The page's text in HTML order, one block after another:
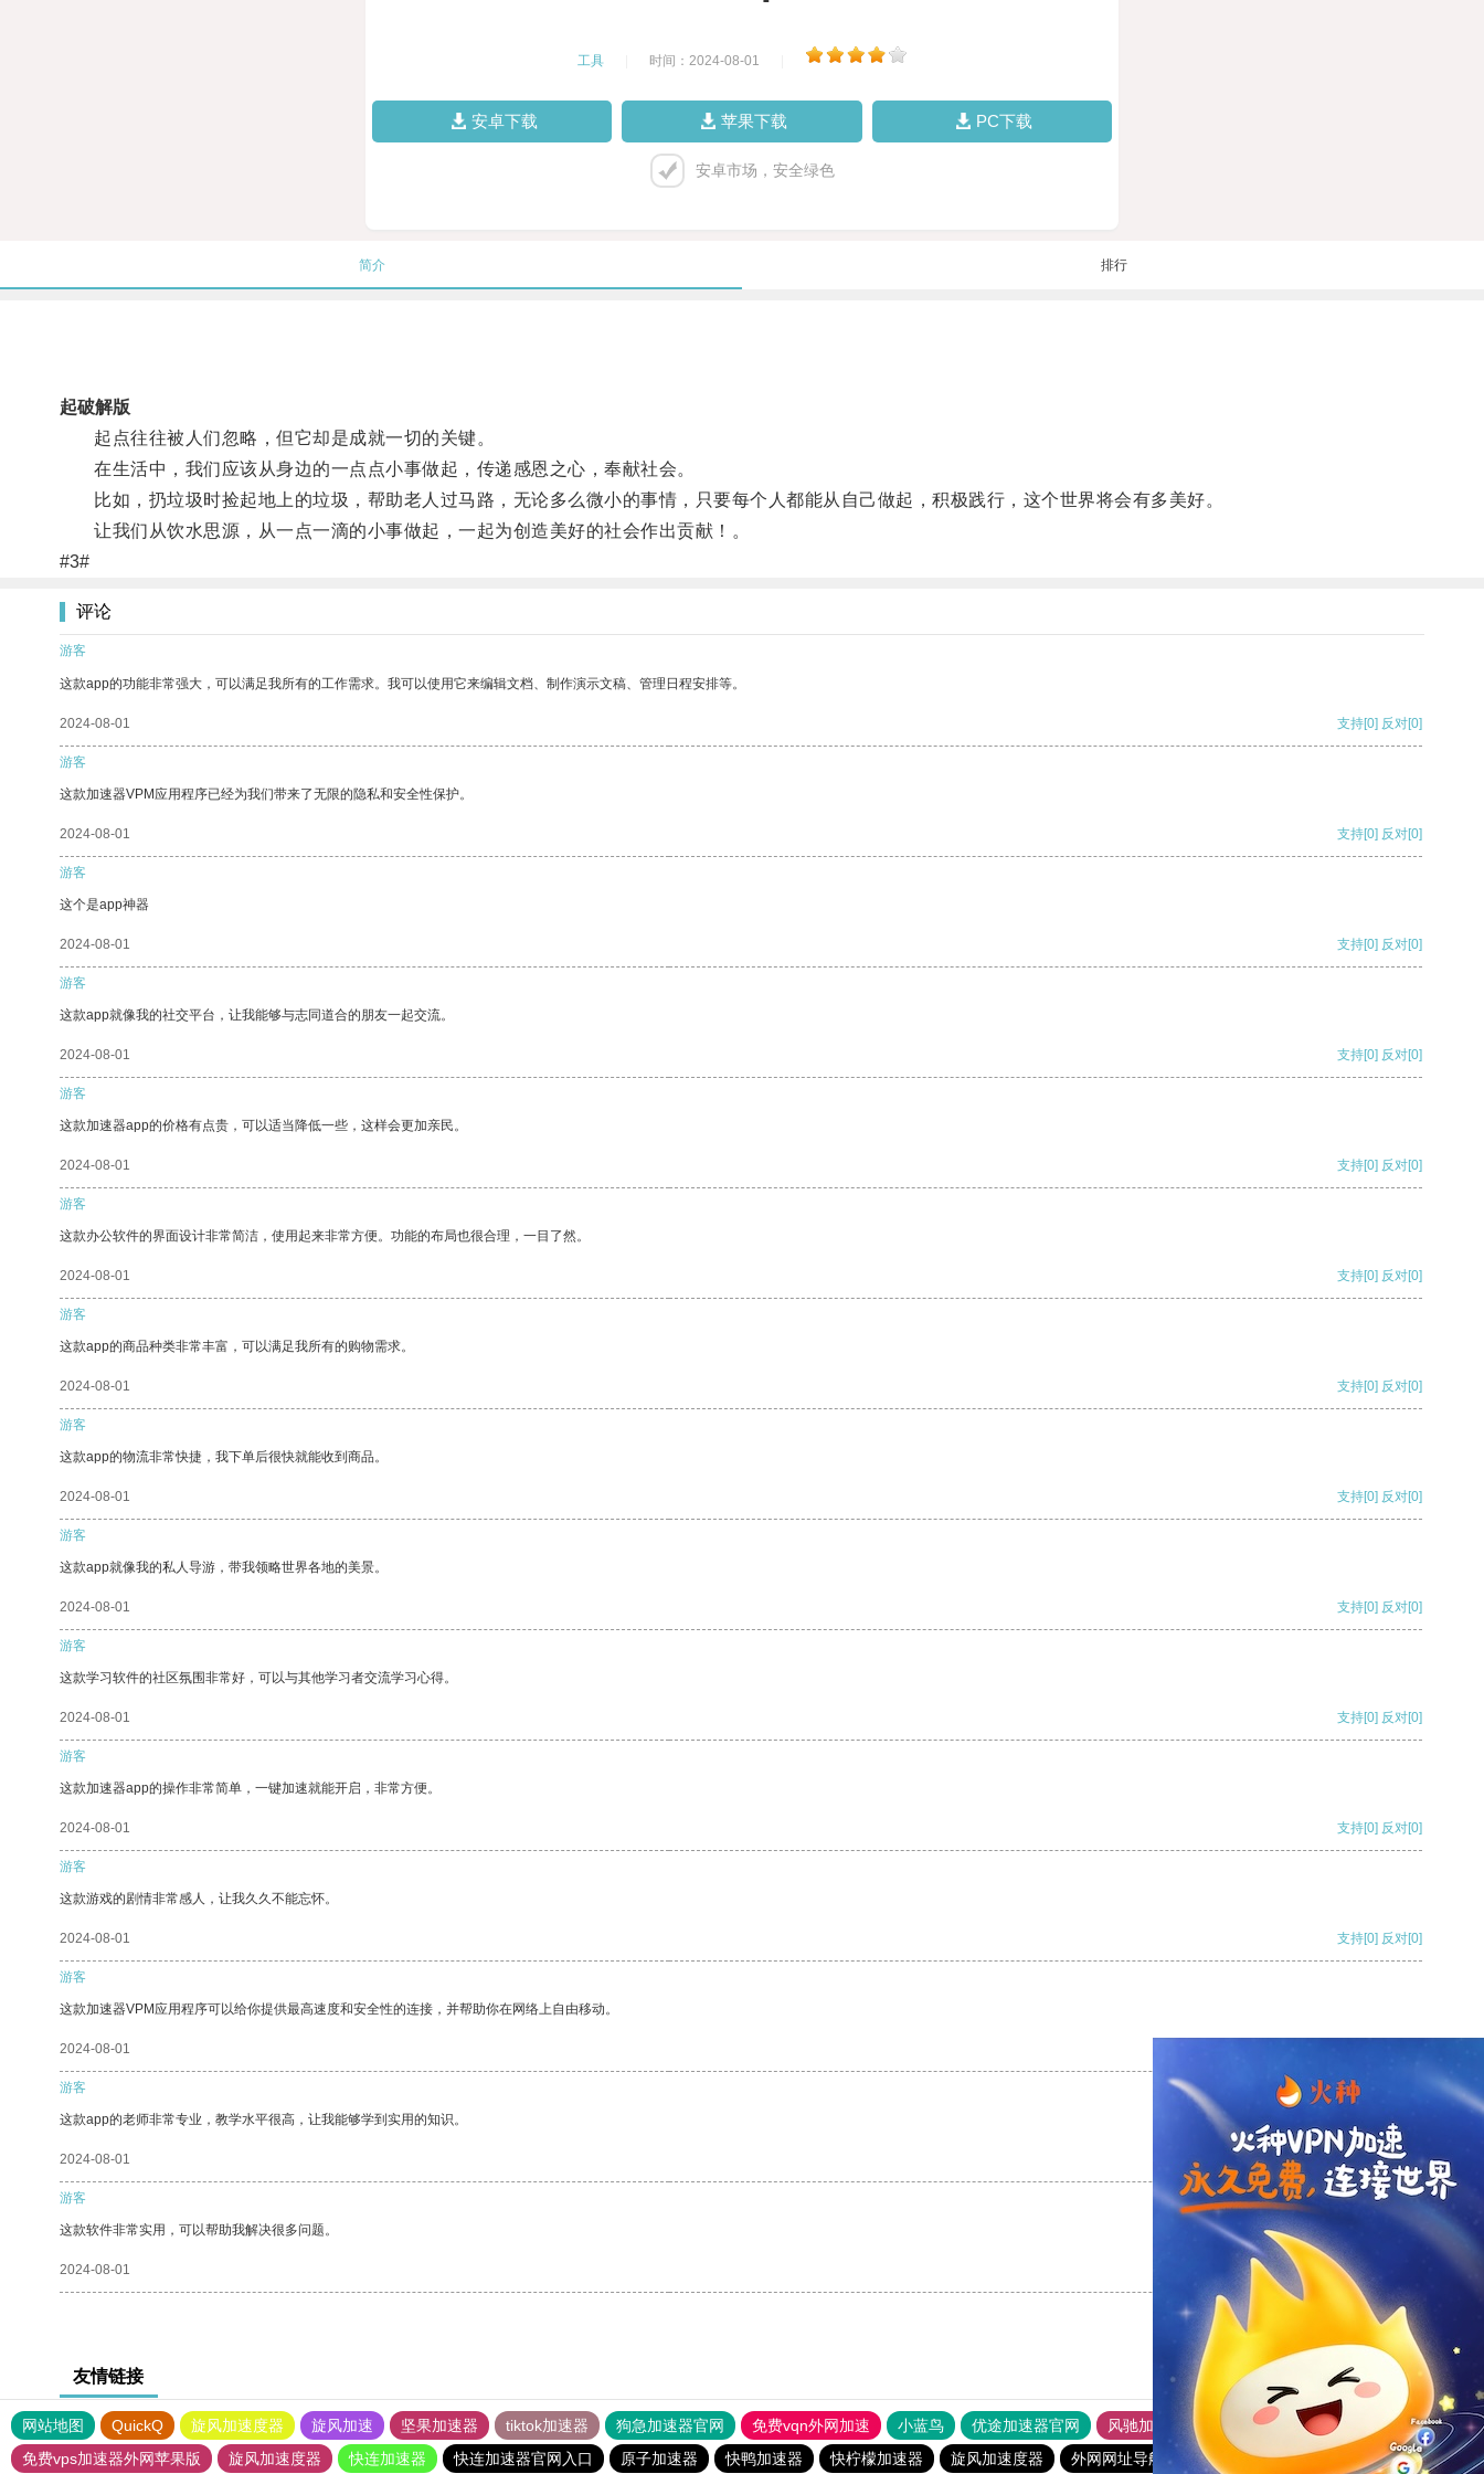
工具 时间：2024-08-01
安卓下载 苹果下载 PC下载
安卓市场，安全绿色
简介 排行
起破解版
起点往往被人们忽略，但它却是成就一切的关键。
在生活中，我们应该从身边的一点点小事做起，传递感恩之心，奉献社会。
比如，扔垃圾时捡起地上的垃圾，帮助老人过马路，无论多么微小的事情，只要每个人都能从自己做起，积极践行，这个世界将会有多美好。
让我们从饮水思源，从一点一滴的小事做起，一起为创造美好的社会作出贡献！。
#3#
评论
游客
这款app的功能非常强大，可以满足我所有的工作需求。我可以使用它来编辑文档、制作演示文稿、管理日程安排等。
2024-08-01 支持[0] 反对[0]
游客
这款加速器VPM应用程序已经为我们带来了无限的隐私和安全性保护。
2024-08-01 支持[0] 反对[0]
游客
这个是app神器
2024-08-01 支持[0] 反对[0]
游客
这款app就像我的社交平台，让我能够与志同道合的朋友一起交流。
2024-08-01 支持[0] 反对[0]
游客
这款加速器app的价格有点贵，可以适当降低一些，这样会更加亲民。
2024-08-01 支持[0] 反对[0]
游客
这款办公软件的界面设计非常简洁，使用起来非常方便。功能的布局也很合理，一目了然。
2024-08-01 支持[0] 反对[0]
游客
这款app的商品种类非常丰富，可以满足我所有的购物需求。
2024-08-01 支持[0] 反对[0]
游客
这款app的物流非常快捷，我下单后很快就能收到商品。
2024-08-01 支持[0] 反对[0]
游客
这款app就像我的私人导游，带我领略世界各地的美景。
2024-08-01 支持[0] 反对[0]
游客
这款学习软件的社区氛围非常好，可以与其他学习者交流学习心得。
2024-08-01 支持[0] 反对[0]
游客
这款加速器app的操作非常简单，一键加速就能开启，非常方便。
2024-08-01 支持[0] 反对[0]
游客
这款游戏的剧情非常感人，让我久久不能忘怀。
2024-08-01 支持[0] 反对[0]
游客
这款加速器VPM应用程序可以给你提供最高速度和安全性的连接，并帮助你在网络上自由移动。
2024-08-01
游客
这款app的老师非常专业，教学水平很高，让我能够学到实用的知识。
2024-08-01 支持 [0] 反对 [0]
游客
这款软件非常实用，可以帮助我解决很多问题。
2024-08-01 支持
友情链接
网站地图 QuickQ 旋风加速度器 旋风加速 坚果加速器 tiktok加速器 狗急加速器官网 免费vqn外网加速 小蓝鸟 优途加速器官网 风驰加速器
旋风加速器
免费vps加速器外网苹果版
旋风加速度器 快连加速器 快连加速器官网入口 原子加速器 快鸭加速器 快柠檬加速器 旋风加速度器 外网网址导航 软件中心 雷霆加速 狂飙加速器